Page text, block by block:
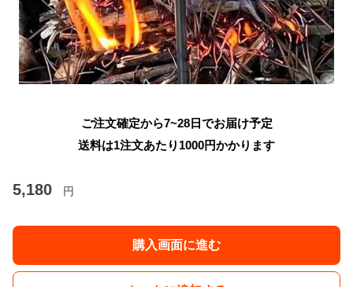
ご注文確定から7~28日でお届け予定
送料は1注文あたり 1000円かかります
5,180 円
購入画面に進む